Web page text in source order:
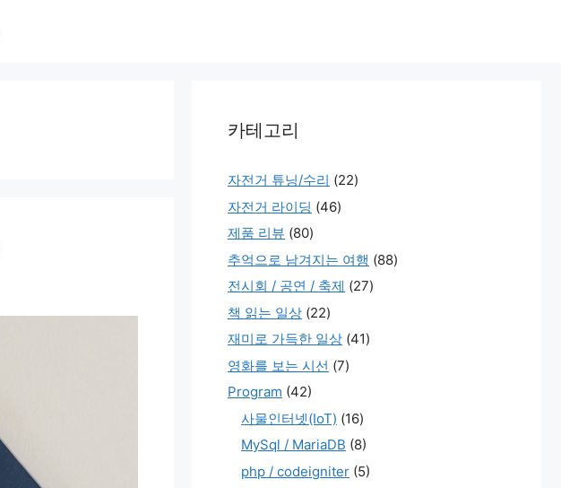
카테고리
자전거 튜닝/수리 (22)
자전거 라이딩 (46)
제품 리뷰 (80)
추억으로 남겨지는 여행 (88)
전시회 / 공연 / 축제 (27)
책 읽는 일상 (22)
재미로 가득한 일상 (41)
영화를 보는 시선 (7)
Program (42)
사물인터넷(IoT) (16)
MySql / MariaDB (8)
php / codeigniter (5)